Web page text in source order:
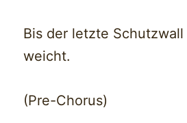
Bis der letzte
weicht.
(Pre-Chorus)